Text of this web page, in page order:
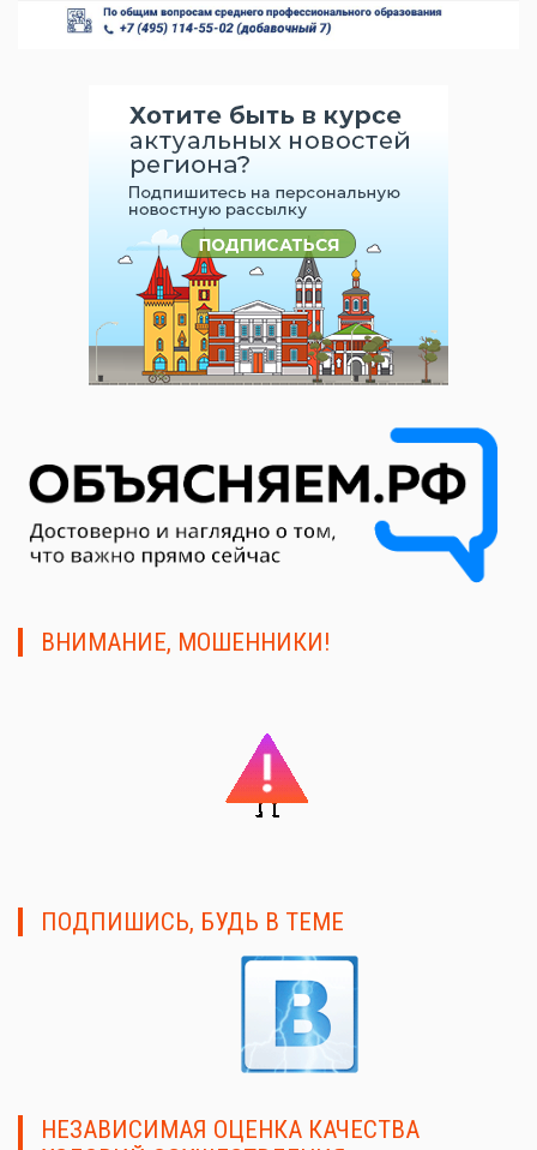
ВНИМАНИЕ, МОШЕННИКИ!
ПОДПИШИСЬ, БУДЬ В ТЕМЕ
НЕЗАВИСИМАЯ ОЦЕНКА КАЧЕСТВА